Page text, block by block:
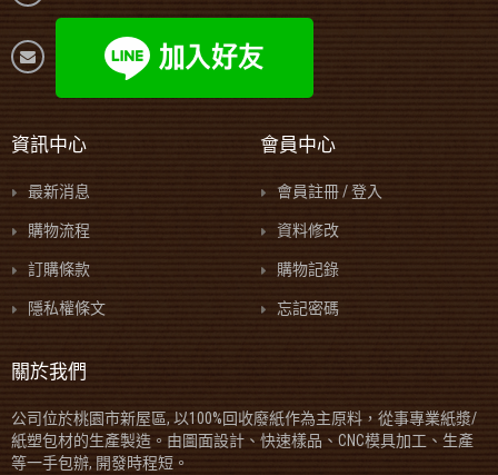
資訊中心
最新消息
購物流程
訂購條款
隱私權條文
會員中心
會員註冊 / 登入
資料修改
購物記錄
忘記密碼
關於我們
公司位於桃園市新屋區, 以100%回收廢紙作為主原料，從事專業紙漿/
紙塑包材的生產製造。由圖面設計、快速樣品、CNC模具加工、生產
等一手包辦, 開發時程短。